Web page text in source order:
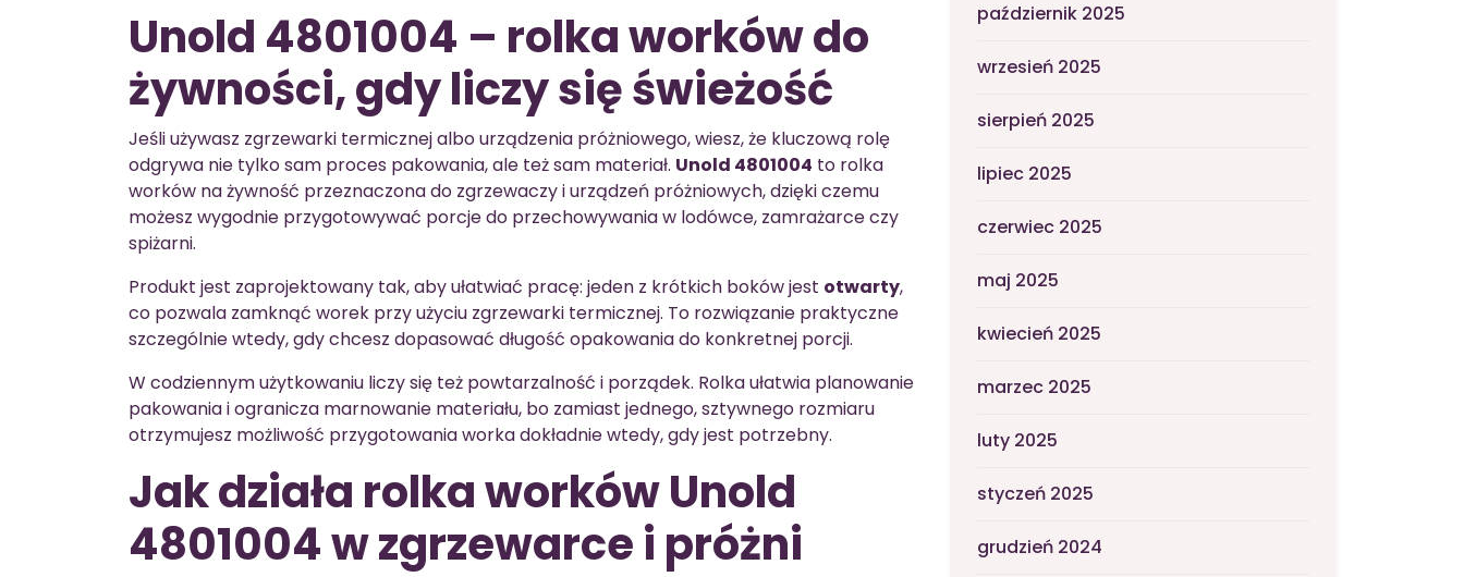
Unold 4801004 – rolka worków do
żywności, gdy liczy się świeżość
Jeśli używasz zgrzewarki termicznej albo urządzenia próżniowego, wiesz, że kluczową rolę
odgrywa nie tylko sam proces pakowania, ale też sam materiał. Unold 4801004 to rolka
worków na żywność przeznaczona do zgrzewaczy i urządzeń próżniowych, dzięki czemu
możesz wygodnie przygotowywać porcje do przechowywania w lodówce, zamrażarce czy
spiżarni.
Produkt jest zaprojektowany tak, aby ułatwiać pracę: jeden z krótkich boków jest otwarty,
co pozwala zamknąć worek przy użyciu zgrzewarki termicznej. To rozwiązanie praktyczne
szczególnie wtedy, gdy chcesz dopasować długość opakowania do konkretnej porcji.
W codziennym użytkowaniu liczy się też powtarzalność i porządek. Rolka ułatwia planowanie
pakowania i ogranicza marnowanie materiału, bo zamiast jednego, sztywnego rozmiaru
otrzymujesz możliwość przygotowania worka dokładnie wtedy, gdy jest potrzebny.
Jak działa rolka worków Unold
4801004 w zgrzewarce i próżni
październik 2025
wrzesień 2025
sierpień 2025
lipiec 2025
czerwiec 2025
maj 2025
kwiecień 2025
marzec 2025
luty 2025
styczeń 2025
grudzień 2024